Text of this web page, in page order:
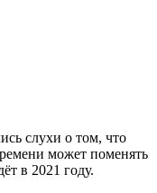
слухи о том, что
может поменять
в 2021 году.